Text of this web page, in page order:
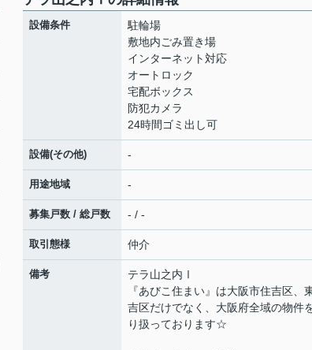
設備条件
駐輪場
敷地内ごみ置き場
インターネット対応
オートロック
宅配ボックス
防犯カメラ
24時間ゴミ出し可
設備(その他) -
用途地域 -
募集戸数 / 総戸数 - / -
取引態様 仲介
備考
テラ山之内Ⅰ
『あびこ住まい』は大阪市住吉区、
吉区だけでなく、大阪府全域の物件
り扱っております☆